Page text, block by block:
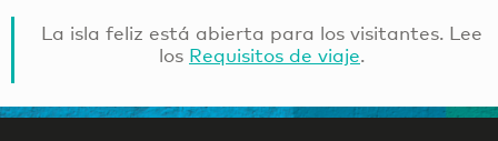
La isla feliz está abierta para los visitantes. Lee
los Requisitos de viaje.